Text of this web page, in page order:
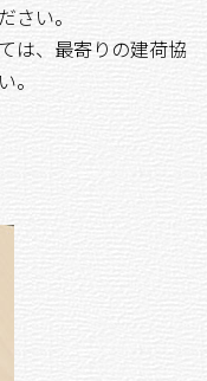
さい。
は、最寄りの建荷協
。